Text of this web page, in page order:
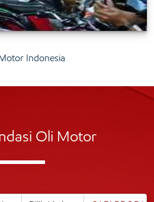
Indonesia
Oli Motor